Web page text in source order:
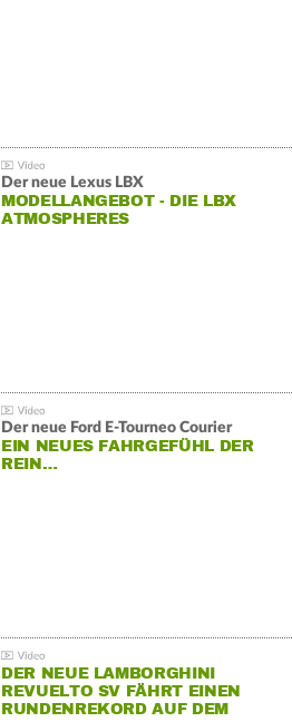
Der neue Lexus LBX
MODELLANGEBOT - DIE LBX
ATMOSPHERES
Der neue Ford E-Tourneo Courier
EIN NEUES FAHRGEFÜHL DER
REIN…
DER NEUE LAMBORGHINI
REVUELTO SV FÄHRT EINEN
RUNDENREKORD AUF DEM